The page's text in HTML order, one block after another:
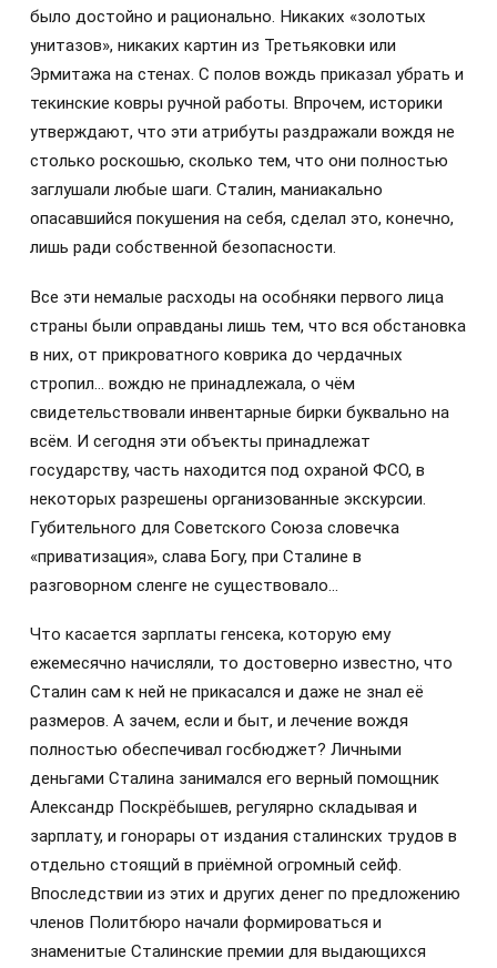
было достойно и рационально. Никаких «золотых
унитазов», никаких картин из Третьяковки или
Эрмитажа на стенах. С полов вождь приказал убрать и
текинские ковры ручной работы. Впрочем, историки
утверждают, что эти атрибуты раздражали вождя не
столько роскошью, сколько тем, что они полностью
заглушали любые шаги. Сталин, маниакально
опасавшийся покушения на себя, сделал это, конечно,
лишь ради собственной безопасности.
Все эти немалые расходы на особняки первого лица
страны были оправданы лишь тем, что вся обстановка
в них, от прикроватного коврика до чердачных
стропил… вождю не принадлежала, о чём
свидетельствовали инвентарные бирки буквально на
всём. И сегодня эти объекты принадлежат
государству, часть находится под охраной ФСО, в
некоторых разрешены организованные экскурсии.
Губительного для Советского Союза словечка
«приватизация», слава Богу, при Сталине в
разговорном сленге не существовало…
Что касается зарплаты генсека, которую ему
ежемесячно начисляли, то достоверно известно, что
Сталин сам к ней не прикасался и даже не знал её
размеров. А зачем, если и быт, и лечение вождя
полностью обеспечивал госбюджет? Личными
деньгами Сталина занимался его верный помощник
Александр Поскрёбышев, регулярно складывая и
зарплату, и гонорары от издания сталинских трудов в
отдельно стоящий в приёмной огромный сейф.
Впоследствии из этих и других денег по предложению
членов Политбюро начали формироваться и
знаменитые Сталинские премии для выдающихся